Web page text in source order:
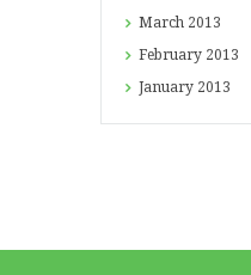
March 2013
February 2013
January 2013